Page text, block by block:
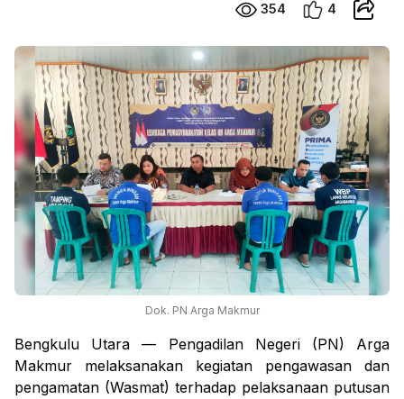
354 4
Dok. PN Arga Makmur
Bengkulu Utara — Pengadilan Negeri (PN) Arga
Makmur melaksanakan kegiatan pengawasan dan
pengamatan (Wasmat) terhadap pelaksanaan putusan